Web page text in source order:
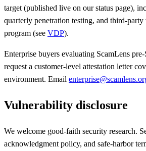
target (published live on our status page),
quarterly penetration testing, and third-
program (see VDP).
Enterprise buyers evaluating ScamLens
request a customer-level attestation letter
environment. Email
Vulnerability disclosure
We welcome good-faith security research.
acknowledgment policy, and safe-harbor